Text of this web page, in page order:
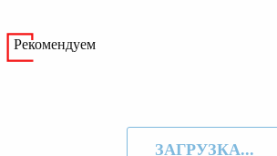
Рекомендуем
ЗАГРУЗКА...